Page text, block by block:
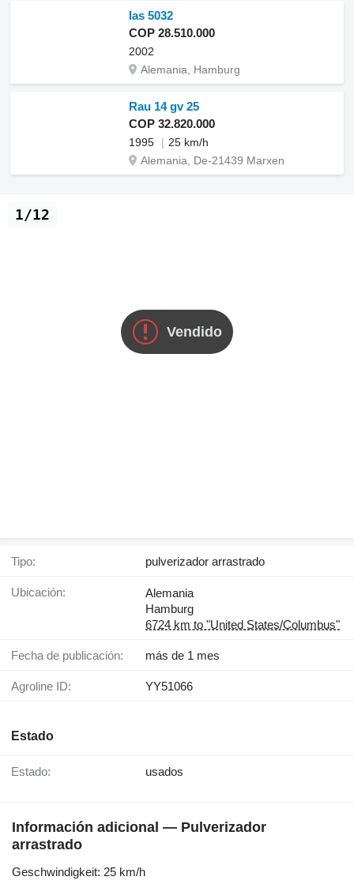
Ias 5032
COP 28.510.000
2002
Alemania, Hamburg
Rau 14 gv 25
COP 32.820.000
1995
25 km/h
Alemania, De-21439 Marxen
Vendido
1/12
Tipo: pulverizador arrastrado
Ubicación:
Alemania
Hamburg
6724 km to "United States/Columbus"
Fecha de publicación: más de 1 mes
Agroline ID: YY51066
Estado
Estado: usados
Información adicional — Pulverizador
arrastrado
Geschwindigkeit: ​​​​​​​​​‌‌​​​​‌​​​​​​​​​‌‌‌​‌​‌​​​​​​​​​‌‌‌​‌​​​​​​​​​​​‌‌​‌‌‌‌​​​​​​​​​‌‌​‌‌​​​​​​​​​​​‌‌​‌​​‌​​​​​​​​​‌‌​‌‌‌​​​​​​​​​​‌‌​​‌​‌25 km/h